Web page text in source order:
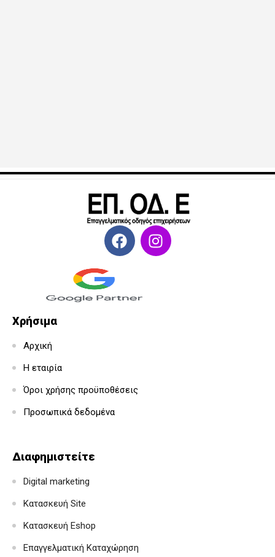
Χρήσιμα
Αρχική
Η εταιρία
Όροι χρήσης προϋποθέσεις
Προσωπικά δεδομένα
Διαφημιστείτε
Digital marketing
Κατασκευή Site
Κατασκευή Eshop
Επαγγελματική Καταχώρηση